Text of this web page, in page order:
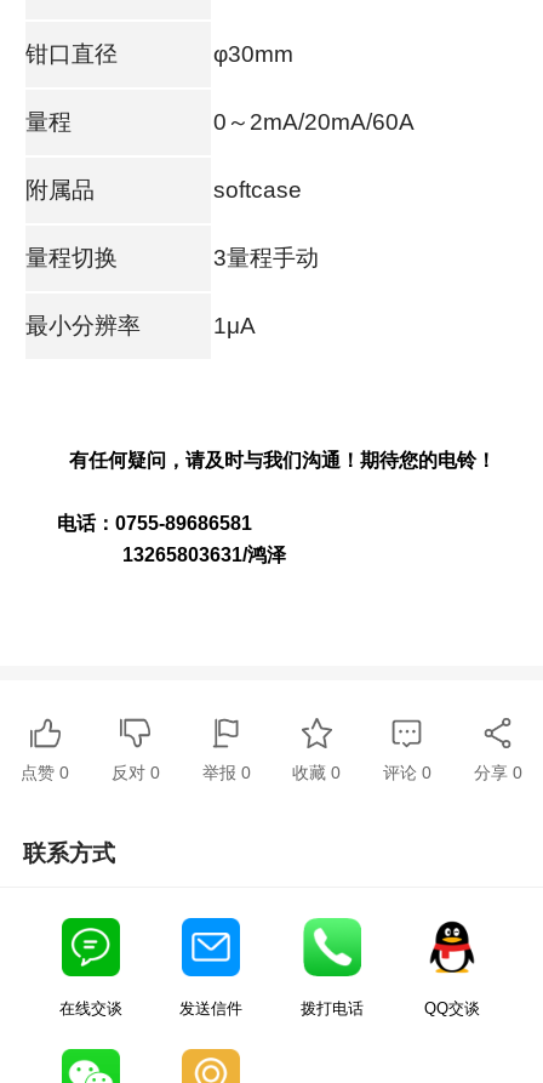
钳口直径 φ30mm
量程 0～2mA/20mA/60A
附属品 softcase
量程切换 3量程手动
最小分辨率 1μA
有任何疑问，请及时与我们沟通！期待您的电铃！
电话：0755-89686581
13265803631/鸿泽
点赞0 反对 0 举报 0 收藏 0 评论 0 分享 0
联系方式
在线交谈 发送信件 拨打电话 QQ交谈